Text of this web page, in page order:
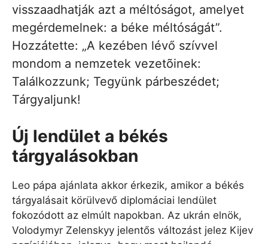
visszaadhatják azt a méltóságot, amelyet
megérdemelnek: a béke méltóságát”.
Hozzátette: „A kezében lévő szívvel
mondom a nemzetek vezetõinek:
Találkozzunk; Tegyünk párbeszédet;
Tárgyaljunk!
Új lendület a békés
tárgyalásokban
Leo pápa ajánlata akkor érkezik, amikor a békés
tárgyalásait körülvevő diplomáciai lendület
fokozódott az elmúlt napokban. Az ukrán elnök,
Volodymyr Zelenskyy jelentős változást jelez Kijev